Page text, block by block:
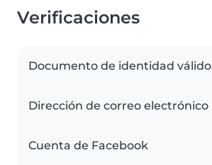
Verificaciones
Documento de identidad válido
Dirección de correo electrónico
Cuenta de Facebook